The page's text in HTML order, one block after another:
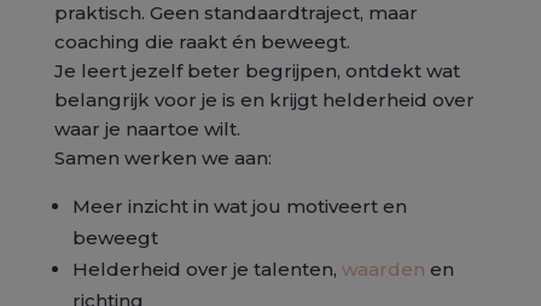
praktisch. Geen standaardtraject, maar
coaching die raakt én beweegt.
Je leert jezelf beter begrijpen, ontdekt wat
belangrijk voor je is en krijgt helderheid over
waar je naartoe wilt.
Samen werken we aan:
Meer inzicht in wat jou motiveert en
beweegt
Helderheid over je talenten, waarden en
richting